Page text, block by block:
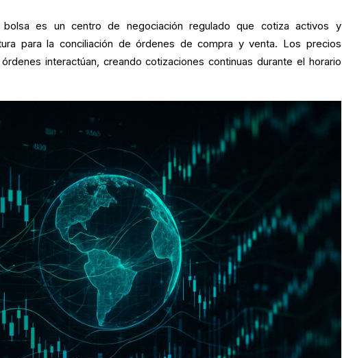
bolsa es un centro de negociación regulado que cotiza activos y
para la conciliación de órdenes de compra y venta. Los precios
interactúan, creando cotizaciones continuas durante el horario